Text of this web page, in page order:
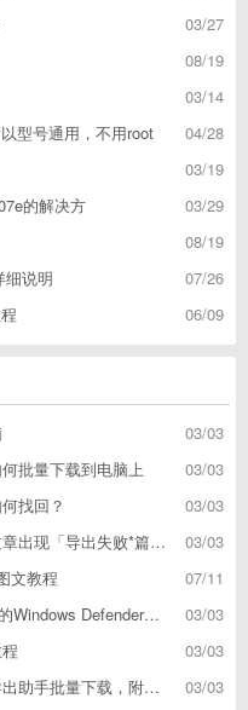
03/27
08/19
03/14
04/28
型号通用，不用root
03/19
03/29
的解决方
08/19
07/26
细说明
06/09
03/03
03/03
批量下载到电脑上
03/03
找回？
03/03
导出失败*篇」如何解决
07/11
文教程
03/03
管家等杀毒软件误删了怎么解决
03/03
03/03
量下载，附上3种方式